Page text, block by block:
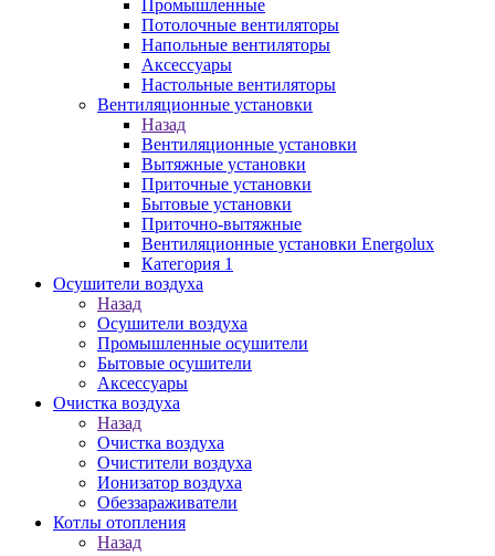
Промышленные
Потолочные вентиляторы
Напольные вентиляторы
Аксессуары
Настольные вентиляторы
Вентиляционные установки
Назад
Вентиляционные установки
Вытяжные установки
Приточные установки
Бытовые установки
Приточно-вытяжные
Вентиляционные установки Energolux
Категория 1
Осушители воздуха
Назад
Осушители воздуха
Промышленные осушители
Бытовые осушители
Аксессуары
Очистка воздуха
Назад
Очистка воздуха
Очистители воздуха
Ионизатор воздуха
Обеззараживатели
Котлы отопления
Назад